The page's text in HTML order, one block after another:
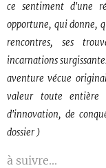
ce sentiment d'une
opportune, qui donne,
rencontres, ses
incarnations
aventure vécue
valeur toute entière
d'innovation, de
dossier )
à suivre...